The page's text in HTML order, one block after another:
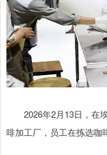
2026年2月13日，在埃
啡加工厂，员工在拣选咖